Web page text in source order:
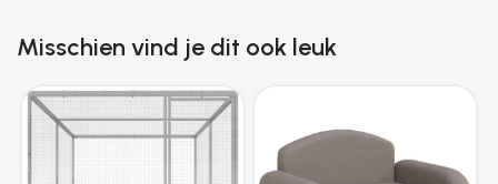
Misschien vind je dit ook leuk